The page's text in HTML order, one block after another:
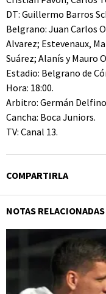
DT: Guillermo Barros
Belgrano: Juan Carlos
Alvarez; Estevenaux,
Suárez; Alanís y Mauro
Estadio: Belgrano de
Hora: 18:00.
Arbitro: Germán
Cancha: Boca Juniors.
TV: Canal 13.
COMPARTIRLA
NOTAS RELACIONADAS